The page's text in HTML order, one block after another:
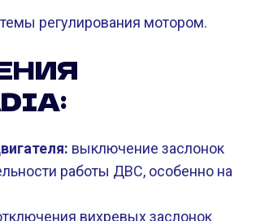
регулирования мотором.
выключение заслонок
работы ДВС, особенно на
вихревых заслонок